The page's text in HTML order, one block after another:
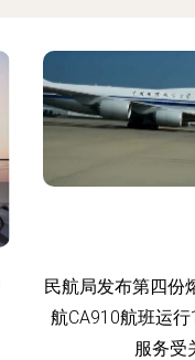
民航局发布第四份
航CA910航班运
服务受